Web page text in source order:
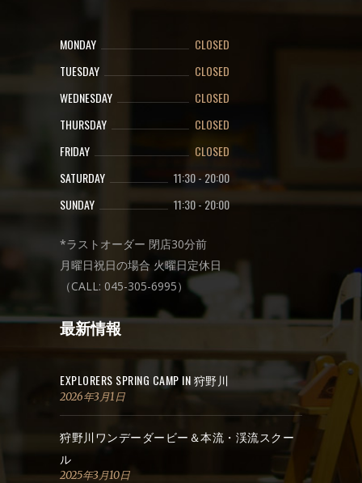
MONDAY
CLOSED
TUESDAY
CLOSED
WEDNESDAY
CLOSED
THURSDAY
CLOSED
FRIDAY
CLOSED
SATURDAY
11:30- 20:00
SUNDAY
11:30-20:00
*ラストオーダー 閉店30分前
月曜日祝日の場合 火曜日定休日
（CALL: 045-305-6995）
最新情報
EXPLORERS SPRING CAMP IN 狩野川
2026年3月1日
狩野川ワンデーダービー＆本流・渓流スクー
ル
2025年3月10日